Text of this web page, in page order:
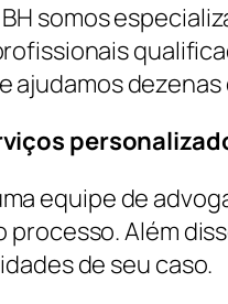
BH somos
ajudamos
equipe de
processo. Além
de seu caso.